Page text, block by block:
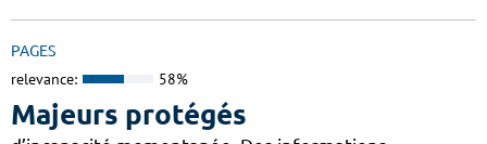
PAGES
relevance: 58%
Majeurs protégés